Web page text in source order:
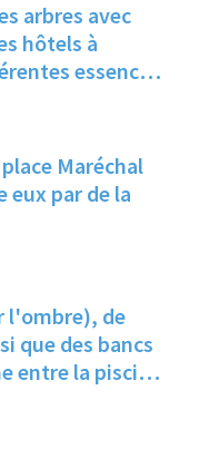
arbres avec
hôtels à
essences
la place du
Maréchal
eux par de la
l'ombre), de
que des bancs
entre la piscine